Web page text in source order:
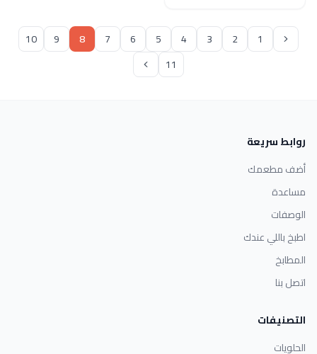
1
2
3
4
5
6
7
8
9
10
11
روابط سريعة
أضف مطعمك
مساعدة
الوصفات
اطبخ باللي عندك
المطابخ
اتصل بنا
التصنيفات
الحلويات